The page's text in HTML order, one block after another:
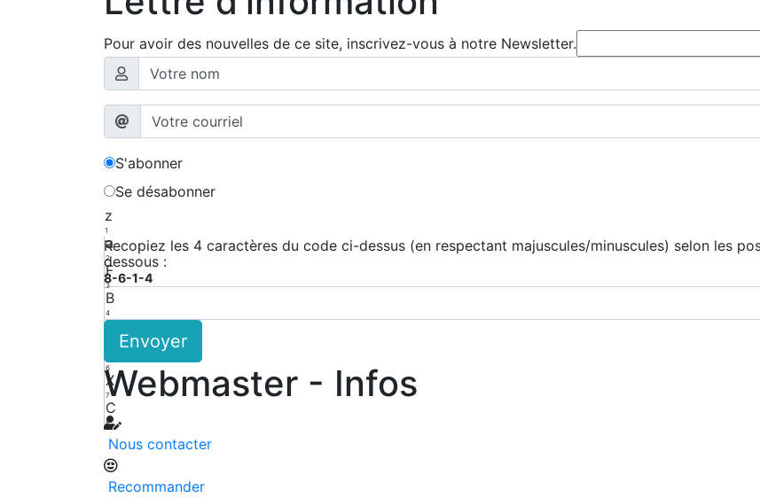
Pour avoir des nouvelles de ce site, inscrivez-vous à notre Newsletter.
S'abonner
Se désabonner
z
1
a
2
F
3
B
4
Z
6
X
7
C
8
Recopiez les 4 caractères du code ci-dessus (en respectant majuscules/minuscules) selon les
dessous :
8-6-1-4
Envoyer
Webmaster - Infos
Nous contacter
Recommander